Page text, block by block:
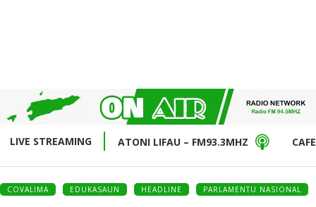
LIVE STREAMING ATONI LIFAU – FM93.3MHZ
COVALIMA EDUKASAUN HEADLINE PARLAMENTU NASIONAL